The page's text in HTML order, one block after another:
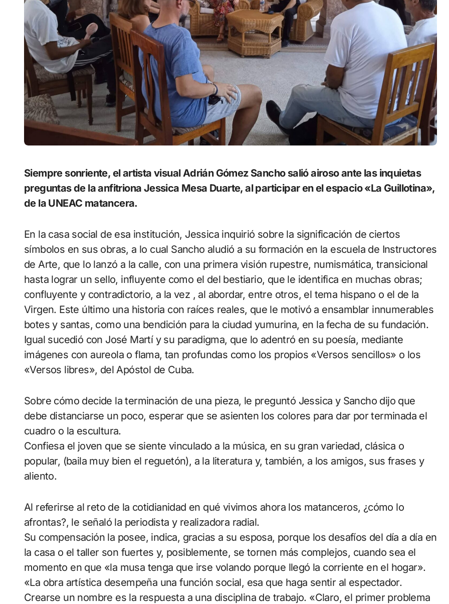
Siempre sonriente, el artista visual Adrián Gómez Sancho salió airoso ante las inquietas
preguntas de la anfitriona Jessica Mesa Duarte, al participar en el espacio «La Guillotina»,
de la UNEAC matancera.
En la casa social de esa institución, Jessica inquirió sobre la significación de ciertos
símbolos en sus obras, a lo cual Sancho aludió a su formación en la escuela de Instructores
de Arte, que lo lanzó a la calle, con una primera visión rupestre, numismática, transicional
hasta lograr un sello, influyente como el del bestiario, que le identifica en muchas obras;
confluyente y contradictorio, a la vez , al abordar, entre otros, el tema hispano o el de la
Virgen. Este último una historia con raíces reales, que le motivó a ensamblar innumerables
botes y santas, como una bendición para la ciudad yumurina, en la fecha de su fundación.
Igual sucedió con José Martí y su paradigma, que lo adentró en su poesía, mediante
imágenes con aureola o flama, tan profundas como los propios «Versos sencillos» o los
«Versos libres», del Apóstol de Cuba.
Sobre cómo decide la terminación de una pieza, le preguntó Jessica y Sancho dijo que
debe distanciarse un poco, esperar que se asienten los colores para dar por terminada el
cuadro o la escultura.
Confiesa el joven que se siente vinculado a la música, en su gran variedad, clásica o
popular, (baila muy bien el reguetón), a la literatura y, también, a los amigos, sus frases y
aliento.
Al referirse al reto de la cotidianidad en qué vivimos ahora los matanceros, ¿cómo lo
afrontas?, le señaló la periodista y realizadora radial.
Su compensación la posee, indica, gracias a su esposa, porque los desafíos del día a día en
la casa o el taller son fuertes y, posiblemente, se tornen más complejos, cuando sea el
momento en que «la musa tenga que irse volando porque llegó la corriente en el hogar».
«La obra artística desempeña una función social, esa que haga sentir al espectador.
Crearse un nombre es la respuesta a una disciplina de trabajo. «Claro, el primer problema